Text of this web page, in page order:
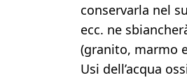
conservarla nel
ecc. ne
(granito, marmo
Usi dell’acqua